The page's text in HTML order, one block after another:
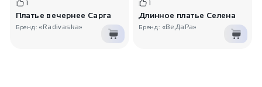
1
Платье вечернее Сарга
Бренд: «Radivaska»
1
Длинное платье Селена
Бренд: «ВеДаРа»